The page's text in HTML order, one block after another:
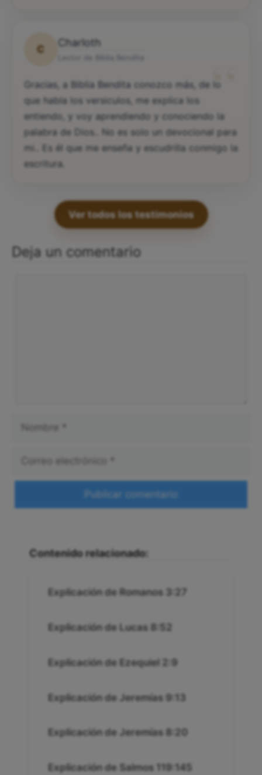
C
Charloth
“
Gracias, a Biblia Bendita conozco más, de lo
que habla los versiculos, me explica los
entiendo, y voy aprendiendo y conociendo la
palabra de Dios.. No es solo un devocional para
mi.. Es él que me enseña y escudrilla conmigo la
escritura.
Ver todos los testimonios
Deja un comentario
Contenido relacionado:
Explicación de Romanos 3:27
Explicación de Lucas 8:52
Explicación de Ezequiel 2:9
Explicación de Jeremías 9:13
Explicación de Jeremías 8:20
Explicación de Salmos 119:145